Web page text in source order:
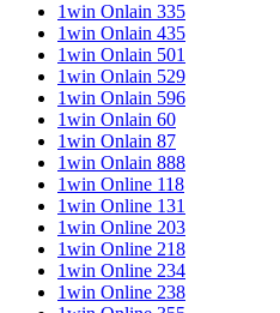
1win Onlain 335
1win Onlain 435
1win Onlain 501
1win Onlain 529
1win Onlain 596
1win Onlain 60
1win Onlain 87
1win Onlain 888
1win Online 118
1win Online 131
1win Online 203
1win Online 218
1win Online 234
1win Online 238